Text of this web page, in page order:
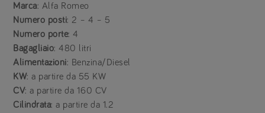
Marca: Alfa Romeo
Numero posti: 2 – 4 – 5
Numero porte: 4
Bagagliaio: 480 litri
Alimentazioni: Benzina/Diesel
KW: a partire da 55 KW
CV: a partire da 160 CV
Cilindrata: a partire da 1.2